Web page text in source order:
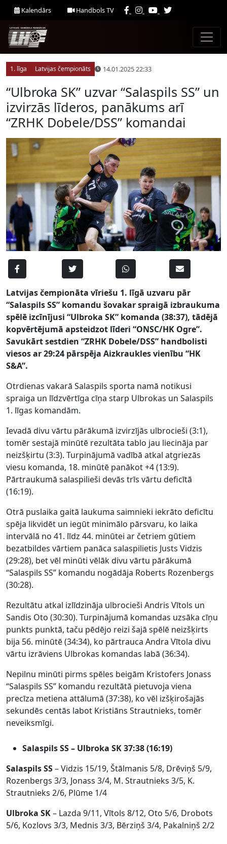
Kalendārs Handbols TV
1. līga Latvijas čempionāts 14.01.2025 22:33
“Ulbroka SK” uzvar “Salaspils SS” un
izvirzās līderos, panākums arī
“ZRHK Dobele/DSS” komandai
Latvijas čempionāta vīriešu 1. līgā uzvaru pār
“Salaspils SS” komandu šovakar spraigā izbraukuma
spēlē izcīnījusi “Ulbroka SK” komanda (38:37), tādējā
kopvērtējumā apsteidzot līderi “ONSC/HK Ogre”.
Savukārt sestdien “ZRHK Dobele/DSS” handbolisti
viesos ar 29:24 pārspēja Aizkraukles vienību “HK
S&A”.
Otrdienas vakarā Salaspils sporta namā notikusi
spraiga un līdzvērtīga cīņa starp Ulbrokas un Salaspils
1. līgas komandām.
Ievadā divu vārtu pārākumā izvirzījās ulbrocieši (3:1),
tomēr sestajā minūtē rezultāta tablo jau liecināja par
neizšķirtu (3:3). Turpinājumā vadībā atkal atgriezās
viesu komanda, 18. minūtē panākot +4 (13:9).
Pārtraukumā salaspilieši devās trīs vārtu deficītā
(16:19).
Otrā puslaika gaitā laukuma saimnieki iekrāto deficītu
spēja likvidēt un iegūt minimālo pārsvaru, ko laika
intervālā no 41. līdz 44. minūtei ar četriem gūtiem
bezatbildes vārtiem panāca salaspilietis Justs Vidzis
(29:28), bet vēl minūti vēlāk divu vārtu pārākumā
“Salaspils SS” komandu nogādāja Roberts Rozenbergs
(30:28).
Rezultātu atkal izlīdzināja ulbrocieši Andris Vītols un
Sandis Oto (30:30). Turpinājumā komandas uzsāka cīņu
punkts punktā, taču pēdējo reizi šajā spēlē neizšķirts
bija 56. minūtē (34:34), ko pārtrauca Andra Vītola divu
vārtu izrāviens Ulbrokas komandas labā (36:34).
Nepilnu minūti pirms spēles beigām Kristofers Jonass
“Salaspils SS” komandu rezultātā pietuvoja viena
precīza metiena attālumā (37:38), ko vēl izšķirošajās
sekundēs centās labot Kristiāns Strautnieks, tomēr
neveiksmīgi.
Salaspils SS – Ulbroka SK 37:38 (16:19)
Salaspils SS–Vidzis 15/19, Štālmanis 5/8, Drēviņš 5/9,
Rozenbergs 3/3, Jonass 3/4, M. Strautnieks 3/5, K.
Strautnieks 2/6, Plūme 1/4
Ulbroka SK– Lazda 9/11, Vītols 8/12, Oto 5/6, Drobots
5/6, Kozlovs 3/3, Mednis 3/3, Bērziņš 3/4, Pakalniņš 2/2